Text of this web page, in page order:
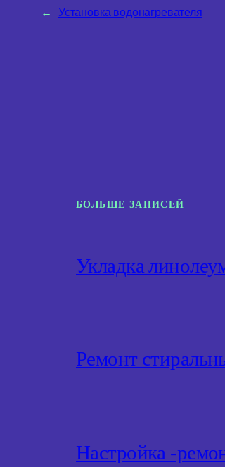
← Установка водонагревателя
БОЛЬШЕ ЗАПИСЕЙ
Укладка
Ремонт
Настройка -